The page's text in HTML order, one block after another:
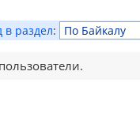
в раздел: